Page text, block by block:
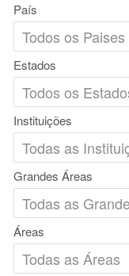
País
Estados
Instituições
Grandes Áreas
Áreas